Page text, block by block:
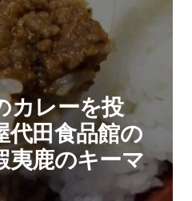
カレーを投
田食品館の
夷鹿のキーマ